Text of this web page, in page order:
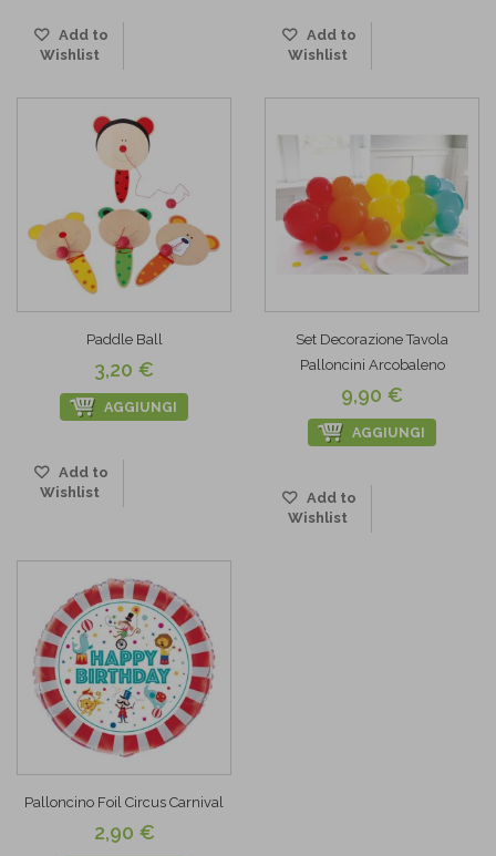
Add to
Wishlist
Add to
Wishlist
Paddle Ball
3,20 €
AGGIUNGI
Add to
Wishlist
Set Decorazione Tavola
Palloncini Arcobaleno
9,90 €
AGGIUNGI
Add to
Wishlist
Palloncino Foil Circus Carnival
2,90 €